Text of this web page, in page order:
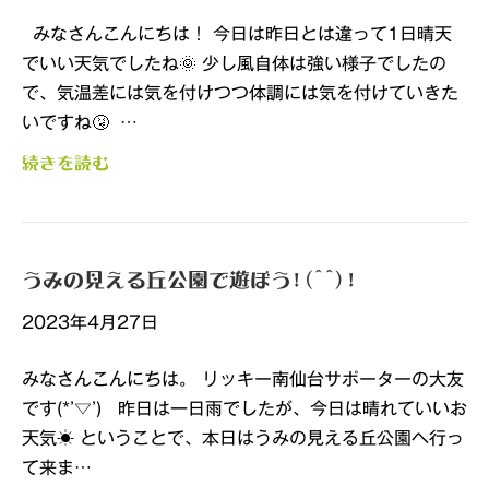
みなさんこんにちは！ 今日は昨日とは違って1日晴天
でいい天気でしたね🌞 少し風自体は強い様子でしたの
で、気温差には気を付けつつ体調には気を付けていきた
いですね🤧 …
続きを読む
うみの見える丘公園で遊ぼう!(^^)!
2023年4月27日
みなさんこんにちは。 リッキー南仙台サポーターの大友
です(*’▽’) 昨日は一日雨でしたが、今日は晴れていいお
天気☀ ということで、本日はうみの見える丘公園へ行っ
て来ま…